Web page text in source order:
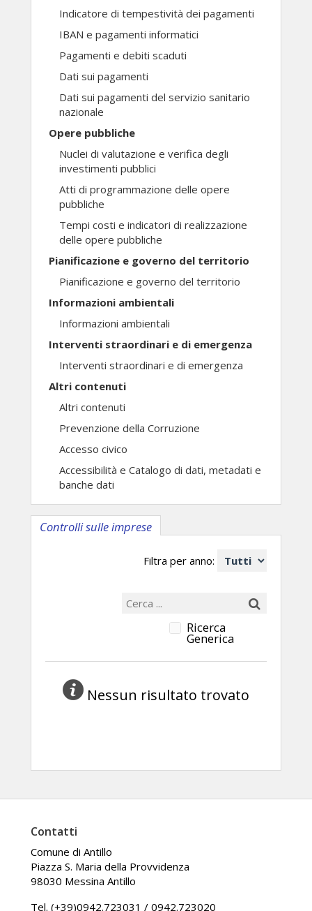
Indicatore di tempestività dei pagamenti
IBAN e pagamenti informatici
Pagamenti e debiti scaduti
Dati sui pagamenti
Dati sui pagamenti del servizio sanitario
nazionale
Opere pubbliche
Nuclei di valutazione e verifica degli
investimenti pubblici
Atti di programmazione delle opere
pubbliche
Tempi costi e indicatori di realizzazione
delle opere pubbliche
Pianificazione e governo del territorio
Pianificazione e governo del territorio
Informazioni ambientali
Informazioni ambientali
Interventi straordinari e di emergenza
Interventi straordinari e di emergenza
Altri contenuti
Altri contenuti
Prevenzione della Corruzione
Accesso civico
Accessibilità e Catalogo di dati, metadati e
banche dati
Controlli sulle imprese
Filtra per anno:
Ricerca
Generica
Nessun risultato trovato
Contatti
Comune di Antillo
Piazza S. Maria della Provvidenza
98030 Messina Antillo
Tel. (+39)0942.723031 / 0942.723020